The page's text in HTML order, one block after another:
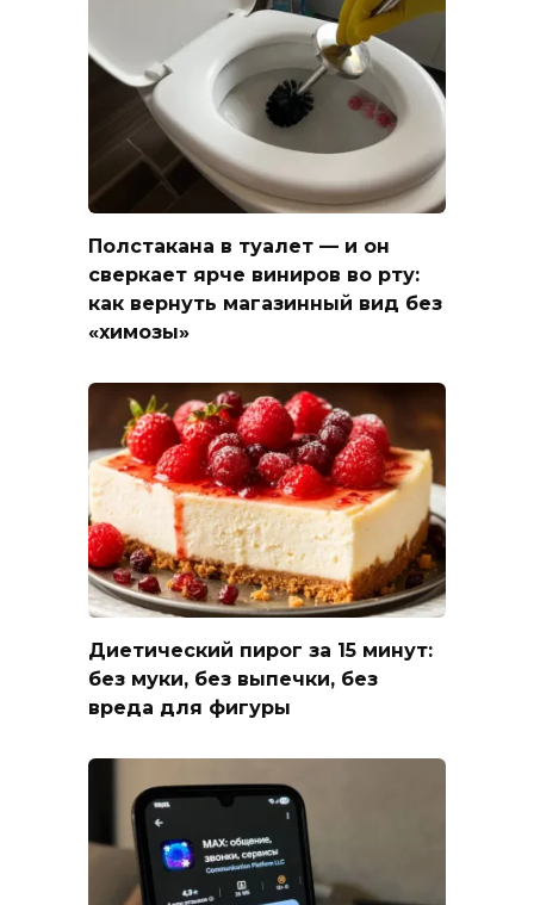
Полстакана в туалет — и он
сверкает ярче виниров во рту:
как вернуть магазинный вид без
«химозы»
Диетический пирог за 15 минут:
без муки, без выпечки, без
вреда для фигуры